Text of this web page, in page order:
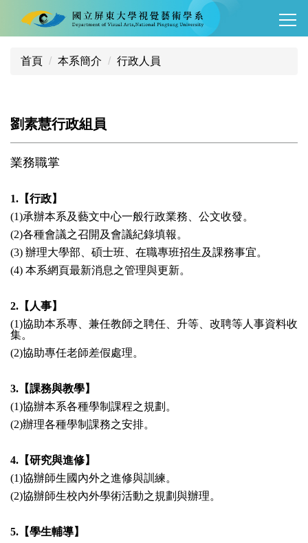
首頁 本系簡介 行政人員
劉素慧行政組員
業務職掌
1.【行政】
(1)承辦本系及藝文中心一般行政業務、公文收發。
(2)各種會議之召開及會議紀錄填報。
(3) 辦理大學部、碩士班、在職專班招生及課務事宜。
(4) 本系網頁最新消息之管理與更新。
2.【人事】
(1)協助本系專、兼任教師之聘任、升等、改聘等人事資料收
集。
(2)協助專任老師差假處理。
3.【課務與教學】
(1)協辦本系各種學制課程之規劃。
(2)辦理各種學制課務之安排。
4.【研究與進修】
(1)協辦師生國內外之進修與訓練。
(2)協辦師生校內外學術活動之規劃與辦理。
5.【學生輔導】